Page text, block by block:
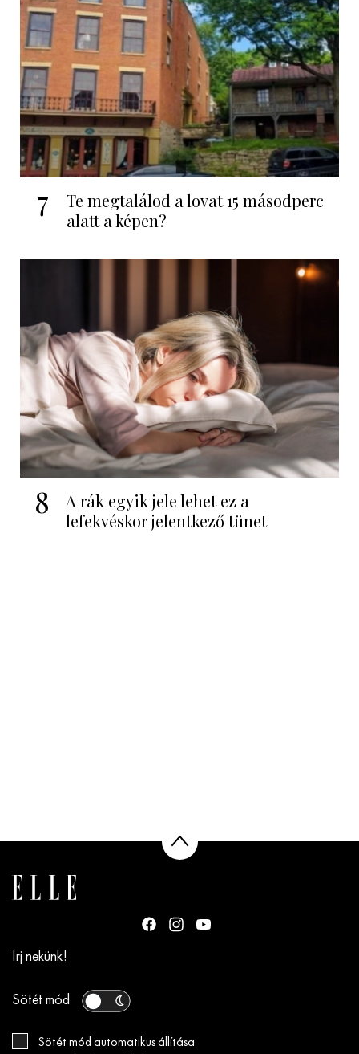
7
Te megtalálod a lovat 15 másodperc
alatt a képen?
8
A rák egyik jele lehet ez a
lefekvéskor jelentkező tünet
Írj nekünk!
Sötét mód
Sötét mód automatikus állítása